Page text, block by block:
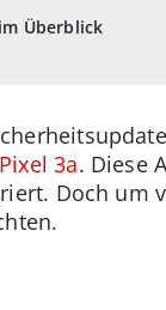
Überblick
3a. Diese
Doch